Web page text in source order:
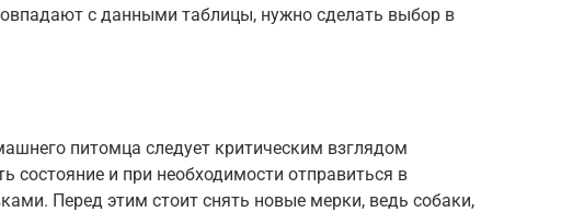
с данными таблицы, нужно сделать выбор в
питомца следует критическим взглядом
состояние и при необходимости отправиться в
Перед этим стоит снять новые мерки, ведь собаки,